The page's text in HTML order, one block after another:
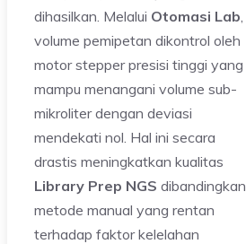
dihasilkan. Melalui Otomasi Lab
volume pemipetan dikontrol oleh
motor stepper presisi tinggi yang
mampu menangani volume sub-
mikroliter dengan deviasi
mendekati nol. Hal ini secara
drastis meningkatkan kualitas
Library Prep NGS dibandingkan
metode manual yang rentan
terhadap faktor kelelahan